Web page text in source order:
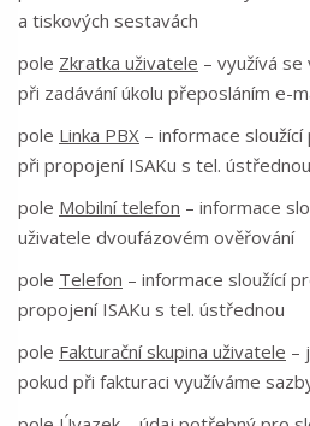
a tiskových sestavách
pole Zkratka uživatele – využívá
při zadávání úkolu přeposláním e-
pole Linka PBX – informace
při propojení ISAKu s tel. ústřednou
pole Mobilní telefon – informace
uživatele dvoufázovém ověřování
pole Telefon – informace sloužící
propojení ISAKu s tel. ústřednou
pole Fakturační skupina uživatele –
pokud při fakturaci využíváme